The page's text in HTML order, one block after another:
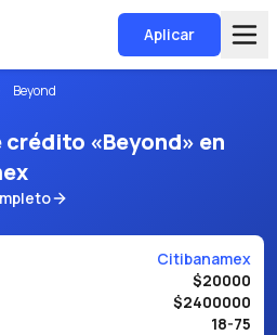
Aplicar
Beyond
«Beyond» en
Citibanamex
$20000
$2400000
18-75